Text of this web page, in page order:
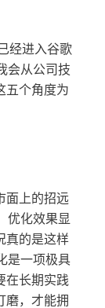
经进入谷歌
会从公司技
五个角度为
面上的招远
优化效果显
真的是这样
是一项极具
在长期实践
磨，才能拥